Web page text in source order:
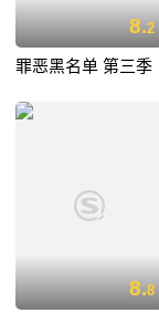
8.2
罪恶黑名单 第三季
8.8